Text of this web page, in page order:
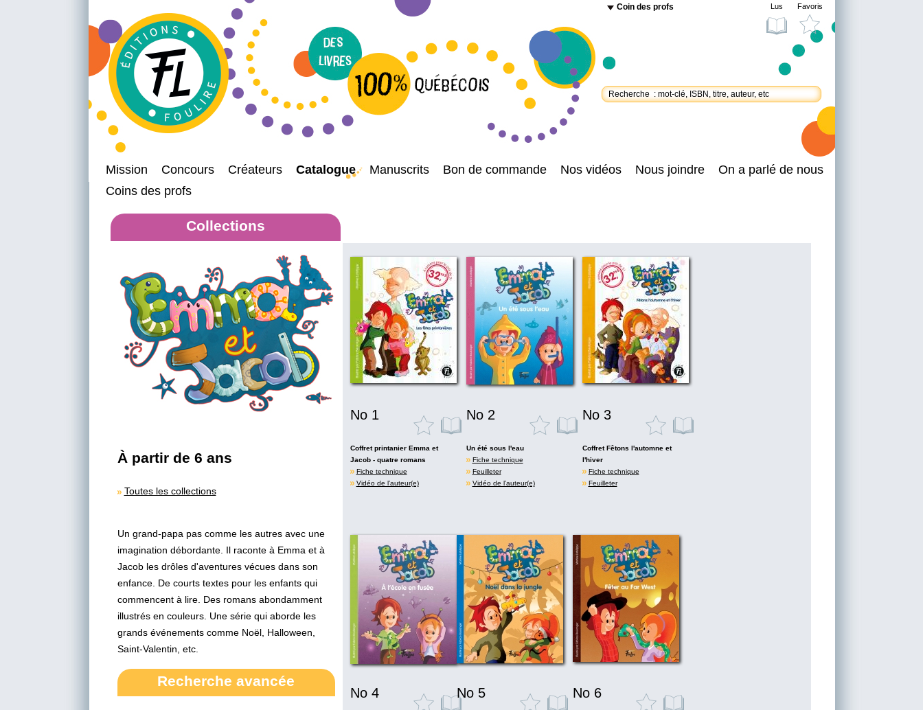
Mission Concours Créateurs Catalogue Manuscrits Bon de commande Nos vidéos Nous joindre
On a parlé de nous
Coins des profs
Coin des profs Lus Favoris
Collections
À partir de 6 ans
Toutes les collections
Un grand-papa pas comme les autres avec une
imagination débordante. Il raconte à Emma et à
Jacob les drôles d'aventures vécues dans son
enfance. De courts textes pour les enfants qui
commencent à lire. Des romans abondamment
illustrés en couleurs. Une série qui aborde les
grands événements comme Noël, Halloween,
Saint-Valentin, etc.
Recherche avancée
No 1
Coffret printanier Emma et
Jacob - quatre romans
Fiche technique
Vidéo de l’auteur(e)
No 2
Un été sous l'eau
Fiche technique
Feuilleter
Vidéo de l’auteur(e)
No 3
Coffret Fêtons l'automne et
l'hiver
Fiche technique
Feuilleter
No 4 No 5 No 6